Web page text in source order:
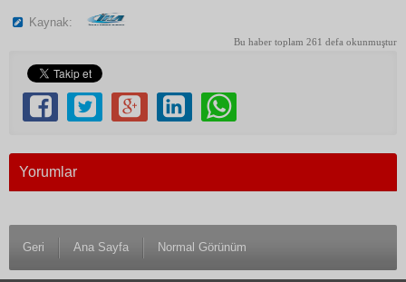
Kaynak:
Bu haber toplam 261 defa okunmuştur
Yorumlar
Geri Ana Sayfa Normal Görünüm